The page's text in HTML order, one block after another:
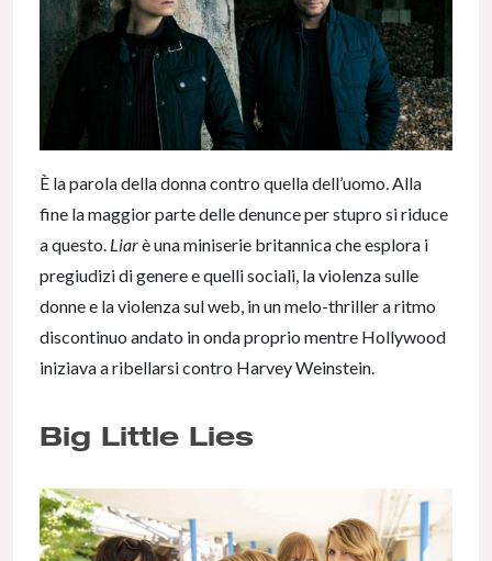
È la parola della donna contro quella dell’uomo. Alla
fine la maggior parte delle denunce per stupro si riduce
a questo. Liarè una miniserie britannica che esplora i
pregiudizi di genere e quelli sociali, la violenza sulle
donne e la violenza sul web, in un melo-thriller a ritmo
discontinuo andato in onda proprio mentre Hollywood
iniziava a ribellarsi contro Harvey Weinstein.
Big Little Lies